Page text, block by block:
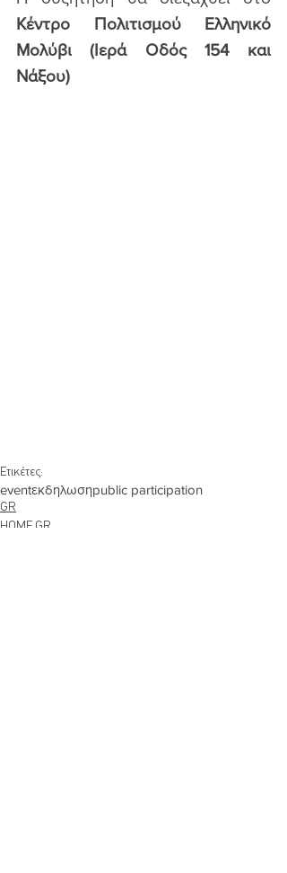
Κέντρο Πολιτισμού Ελληνικό
Μολύβι (Ιερά Οδός 154 και
Νάξου)
Ετικέτες:
eventεκδηλωσηpublic participation
GR
HOME GR